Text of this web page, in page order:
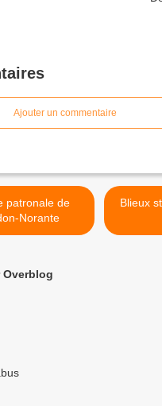
Ajouter un commentaire
Norante
Overblog